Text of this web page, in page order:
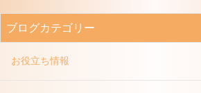
ブログカテゴリー
お役立ち情報